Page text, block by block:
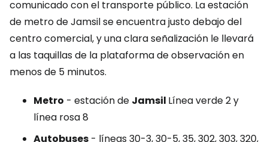
comunicado con el transporte público. La estación
de metro de Jamsil se encuentra justo debajo del
centro comercial, y una clara señalización le llevará
a las taquillas de la plataforma de observación en
menos de 5 minutos.
Metro - estación de Jamsil Línea verde 2 y
línea rosa 8
Autobuses - líneas 30-3, 30-5, 35, 302, 303, 320,